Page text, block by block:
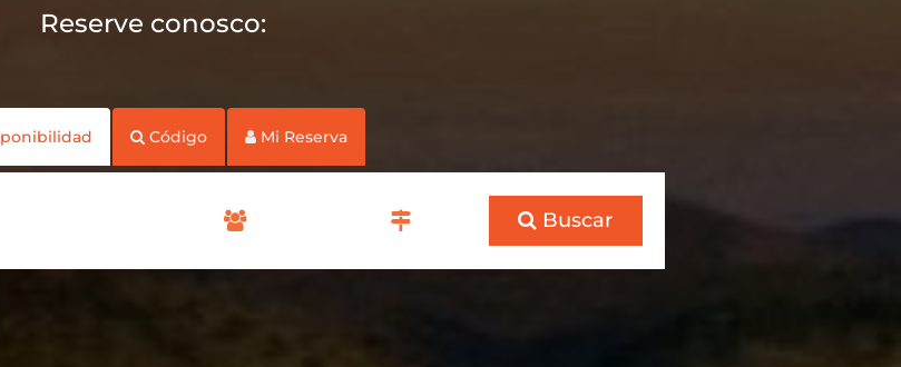
Reserve conosco:
Código Mi Reserva
Buscar